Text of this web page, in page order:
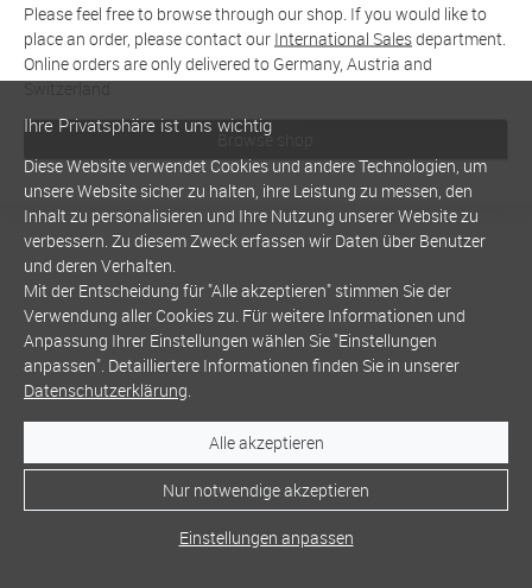
Please feel free to browse through our shop. If you would like to
place an order, please contact our International Salesdepartment.
Online orders are only delivered to Germany, Austria and
Switzerland
Browse shop
Ihre Privatsphäre ist uns wichtig
Diese Website verwendet Cookies und andere Technologien, um
unsere Website sicher zu halten, ihre Leistung zu messen, den
Inhalt zu personalisieren und Ihre Nutzung unserer Website zu
verbessern. Zu diesem Zweck erfassen wir Daten über Benutzer
und deren Verhalten.
Mit der Entscheidung für "Alle akzeptieren" stimmen Sie der
Verwendung aller Cookies zu. Für weitere Informationen und
Anpassung Ihrer Einstellungen wählen Sie "Einstellungen
anpassen". Detailliertere Informationen finden Sie in unserer
Datenschutzerklärung.
Alle akzeptieren
Nur notwendige akzeptieren
Einstellungen anpassen